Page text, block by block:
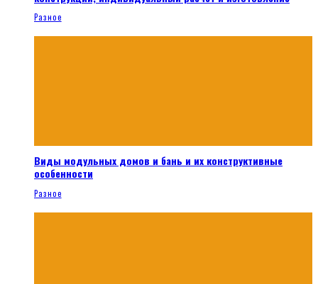
Разное
Виды модульных домов и бань и их конструктивные
особенности
Разное